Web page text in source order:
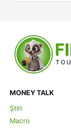
MONEY TALK
Știri
Macro